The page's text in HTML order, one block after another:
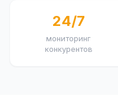
24/7
мониторинг
конкурентов